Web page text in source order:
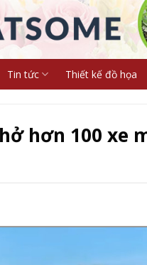
Tin tức Thiết kế đồ họa
hơn 100 xe